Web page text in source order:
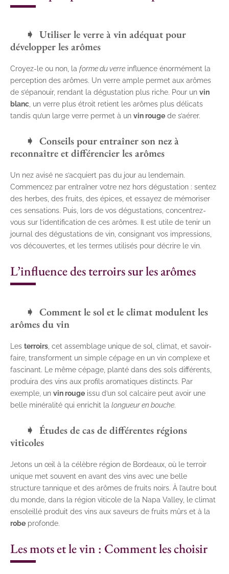
Utiliser le verre à vin adéquat pour
développer les arômes
Croyez-le ou non, la forme du verre influence énormément la
perception des arômes. Un verre ample permet aux arômes
de s’épanouir, rendant la dégustation plus riche. Pour un vin
blanc , un verre plus étroit retient les arômes plus délicats
tandis qu’un large verre permet à un vin rouge de s’aérer.
Conseils pour entraîner son nez à
reconnaître et différencier les arômes
Un nez avisé ne s’acquiert pas du jour au lendemain.
Commencez par entraîner votre nez hors dégustation : sentez
des herbes, des fruits, des épices, et essayez de mémoriser
ces sensations. Puis, lors de vos dégustations, concentrez-
vous sur l’identification de ces arômes. Il est utile de tenir un
journal des dégustations de vin, consignant vos impressions,
vos découvertes, et les termes utilisés pour décrire le vin.
L’influence des terroirs sur les arômes
Comment le sol et le climat modulent les
arômes du vin
Les terroirs , cet assemblage unique de sol, climat, et savoir-
faire, transforment un simple cépage en un vin complexe et
fascinant. Le même cépage, planté dans des sols différents,
produira des vins aux profils aromatiques distincts. Par
exemple, un vin rouge issu d’un sol calcaire peut avoir une
belle minéralité qui enrichit la longueur en bouche.
Études de cas de différentes régions
viticoles
Jetons un œil à la célèbre région de Bordeaux, où le terroir
unique met souvent en avant des vins avec une belle
structure tannique et des arômes de fruits noirs. À l’autre bout
du monde, dans la région viticole de la Napa Valley, le climat
ensoleillé produit des vins aux saveurs de fruits mûrs et à la
robe profonde.
Les mots et le vin : Comment les choisir